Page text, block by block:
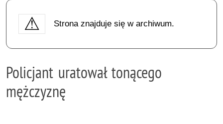
Strona znajduje się w archiwum.
Policjant uratował tonącego
mężczyznę